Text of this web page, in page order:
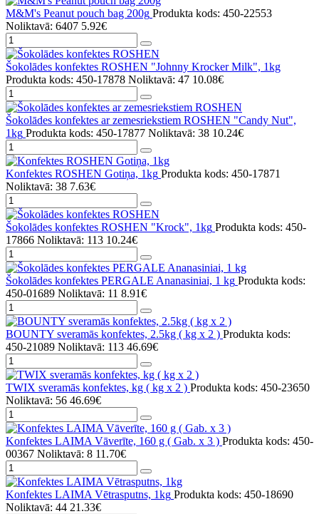
M&M's Peanut pouch bag 200g Produkta kods: 450-22553
Noliktavā: 6407 5.92€
Šokolādes konfektes ROSHEN "Johnny Krocker Milk", 1kg
Produkta kods: 450-17878 Noliktavā: 47 10.08€
Šokolādes konfektes ar zemesriekstiem ROSHEN "Candy Nut",
1kg Produkta kods: 450-17877 Noliktavā: 38 10.24€
Konfektes ROSHEN Gotiņa, 1kg Produkta kods: 450-17871
Noliktavā: 38 7.63€
Šokolādes konfektes ROSHEN "Krock", 1kg Produkta kods: 450-
17866 Noliktavā: 113 10.24€
Šokolādes konfektes PERGALE Ananasiniai, 1 kg Produkta kods:
450-01689 Noliktavā: 11 8.91€
BOUNTY sveramās konfektes, 2.5kg ( kg x 2 ) Produkta kods:
450-21089 Noliktavā: 113 46.69€
TWIX sveramās konfektes, kg ( kg x 2 ) Produkta kods: 450-23650
Noliktavā: 56 46.69€
Konfektes LAIMA Vāverīte, 160 g ( Gab. x 3 ) Produkta kods: 450-
00367 Noliktavā: 8 11.70€
Konfektes LAIMA Vētrasputns, 1kg Produkta kods: 450-18690
Noliktavā: 44 21.33€